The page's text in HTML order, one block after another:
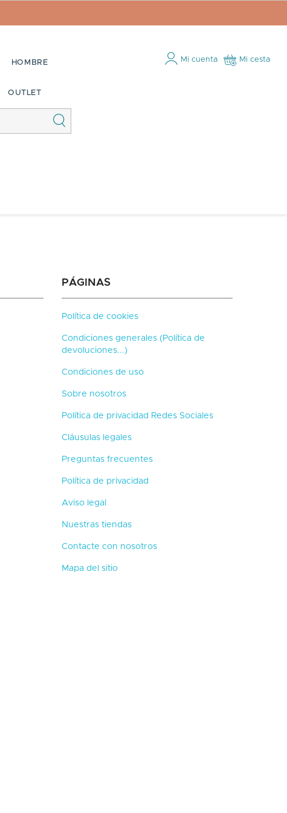
HOMBRE
OUTLET
Mi cuenta Mi cesta
PÁGINAS
Política de cookies
Condiciones generales (Política de
devoluciones...)
Condiciones de uso
Sobre nosotros
Política de privacidad Redes Sociales
Cláusulas legales
Preguntas frecuentes
Política de privacidad
Aviso legal
Nuestras tiendas
Contacte con nosotros
Mapa del sitio